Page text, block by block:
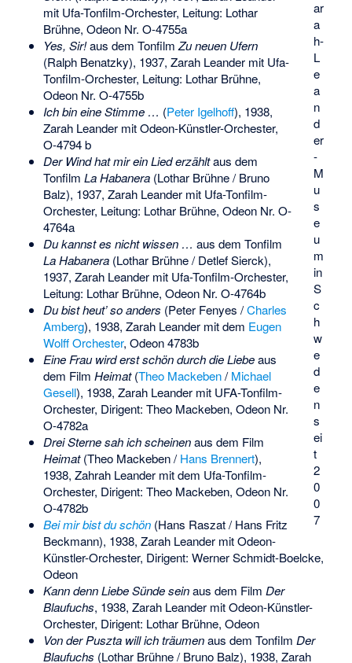
ar
a
h-
L
e
a
n
d
er
-
M
u
s
e
u
m
in
S
c
h
w
e
d
e
n
s
ei
t
2
0
0
7
mit Ufa-Tonfilm-Orchester, Leitung: Lothar
Brühne, Odeon Nr. O-4755a
Yes, Sir!aus dem Tonfilm Zu neuen Ufern
(Ralph Benatzky), 1937, Zarah Leander mit Ufa-
Tonfilm-Orchester, Leitung: Lothar Brühne,
Odeon Nr. O-4755b
Ich bin eine Stimme … (Peter Igelhoff), 1938,
Zarah Leander mit Odeon-Künstler-Orchester,
O-4794 b
Der Wind hat mir ein Lied erzähltaus dem
Tonfilm La Habanera(Lothar Brühne / Bruno
Balz), 1937, Zarah Leander mit Ufa-Tonfilm-
Orchester, Leitung: Lothar Brühne, Odeon Nr. O-
4764a
Du kannst es nicht wissen … aus dem Tonfilm
La Habanera(Lothar Brühne / Detlef Sierck),
1937, Zarah Leander mit Ufa-Tonfilm-Orchester,
Leitung: Lothar Brühne, Odeon Nr. O-4764b
Du bist heut’ so anders (Peter Fenyes /Charles
Amberg), 1938, Zarah Leander mit dem Eugen
Wolff Orchester, Odeon 4783b
Eine Frau wird erst schön durch die Liebeaus
dem Film Heimat(Theo Mackeben/Michael
Gesell), 1938, Zarah Leander mit UFA-Tonfilm-
Orchester, Dirigent: Theo Mackeben, Odeon Nr.
O-4782a
Drei Sterne sah ich scheinenaus dem Film
Heimat(Theo Mackeben /Hans Brennert),
1938, Zahrah Leander mit dem Ufa-Tonfilm-
Orchester, Dirigent: Theo Mackeben, Odeon Nr.
O-4782b
Bei mir bist du schön(Hans Raszat / Hans Fritz
Beckmann), 1938, Zarah Leander mit Odeon-
Künstler-Orchester, Dirigent: Werner Schmidt-Boelcke,
Odeon
Kann denn Liebe Sünde seinaus dem Film Der
Blaufuchs, 1938, Zarah Leander mit Odeon-Künstler-
Orchester, Dirigent: Lothar Brühne, Odeon
Von der Puszta will ich träumenaus dem Tonfilm Der
Blaufuchs (Lothar Brühne / Bruno Balz), 1938, Zarah